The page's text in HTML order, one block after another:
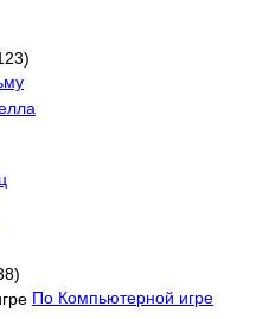
По Компьютерной игре